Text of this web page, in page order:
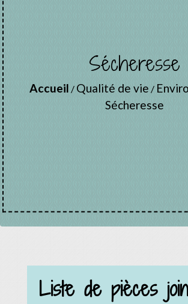
Sécheresse
Accueil / Qualité de vie /
Sécheresse
Liste de pièces